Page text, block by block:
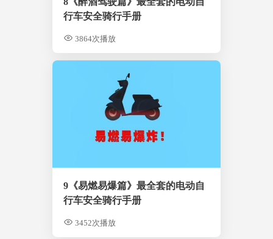
行车安全骑行手册
3864次播放
9《易燃易爆篇》最全套的电动自
行车安全骑行手册
3452次播放